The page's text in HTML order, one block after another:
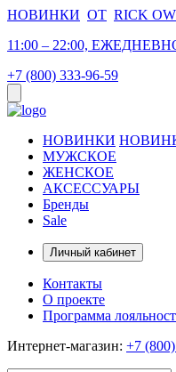
НОВИНКИ ОТ RICK
11:00 – 22:00,
+7 (800) 333-96-59
НОВИНКИ
МУЖСКОЕ
ЖЕНСКОЕ
АКСЕССУАРЫ
Бренды
Sale
Личный кабинет
Контакты
О проекте
Программа
Интернет-магазин: +7